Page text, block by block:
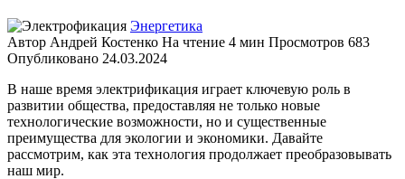
Энергетика
Автор Андрей Костенко На чтение 4 мин Просмотров 683
Опубликовано 24.03.2024
В наше время электрификация играет ключевую роль в
развитии общества, предоставляя не только новые
технологические возможности, но и существенные
преимущества для экологии и экономики. Давайте
рассмотрим, как эта технология продолжает преобразовывать
наш мир.